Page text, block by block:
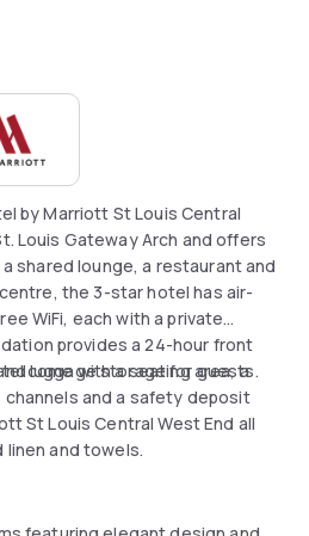
by Marriott St Louis Central
Louis Gateway Arch and offers
shared lounge, a restaurant and
the 3-star hotel has air-
WiFi, each with a private
provides a 24-hour front
luggage storage for guests.
come with a seating area, a
and a safety deposit
St Louis Central West End all
and towels.